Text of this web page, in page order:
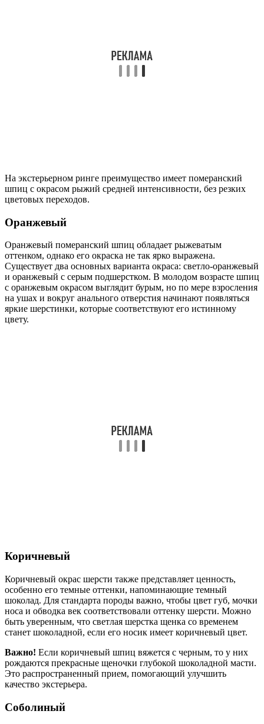
На экстерьерном ринге преимущество имеет померанский
шпиц с окрасом рыжий средней интенсивности, без резких
цветовых переходов.
Оранжевый
Оранжевый померанский шпиц обладает рыжеватым
оттенком, однако его окраска не так ярко выражена.
Существует два основных варианта окраса: светло-оранжевый
и оранжевый с серым подшерстком. В молодом возрасте шпиц
с оранжевым окрасом выглядит бурым, но по мере взросления
на ушах и вокруг анального отверстия начинают появляться
яркие шерстинки, которые соответствуют его истинному
цвету.
Коричневый
Коричневый окрас шерсти также представляет ценность,
особенно его темные оттенки, напоминающие темный
шоколад. Для стандарта породы важно, чтобы цвет губ, мочки
носа и обводка век соответствовали оттенку шерсти. Можно
быть уверенным, что светлая шерстка щенка со временем
станет шоколадной, если его носик имеет коричневый цвет.
Важно! Если коричневый шпиц вяжется с черным, то у них
рождаются прекрасные щеночки глубокой шоколадной масти.
Это распространенный прием, помогающий улучшить
качество экстерьера.
Соболиный